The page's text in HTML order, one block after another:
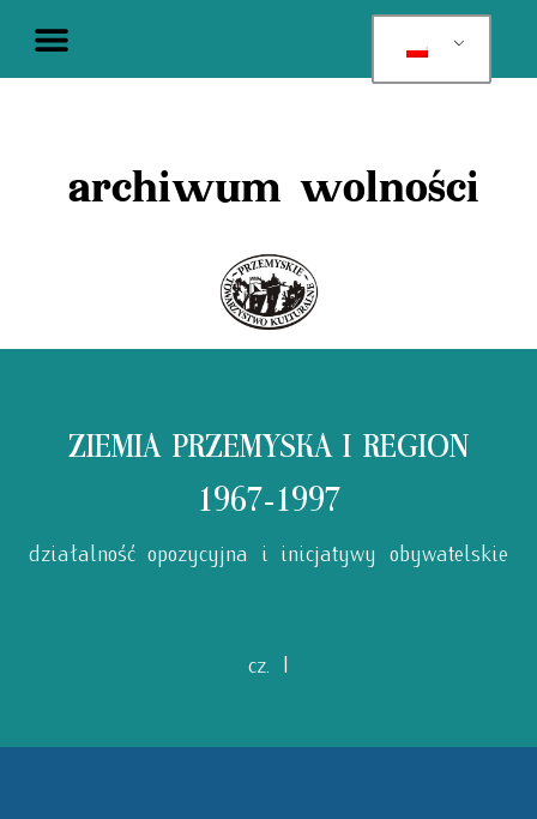
archiwum wolności
ZIEMIA PRZEMYSKA I REGION
1967-1997
działalność opozycyjna i inicjatywy obywatelskie
cz. I